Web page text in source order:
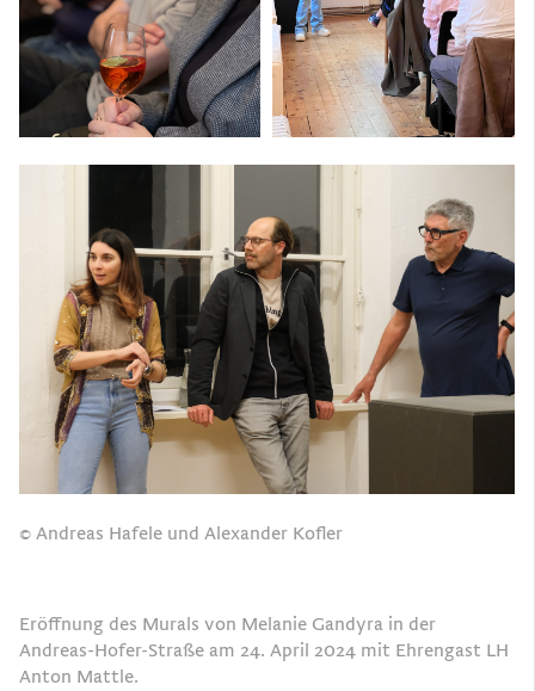
© Andreas Hafele und Alexander Kofler
Eröffnung des Murals von Melanie Gandyra in der
Andreas-Hofer-Straße am 24. April 2024 mit Ehrengast LH
Anton Mattle.